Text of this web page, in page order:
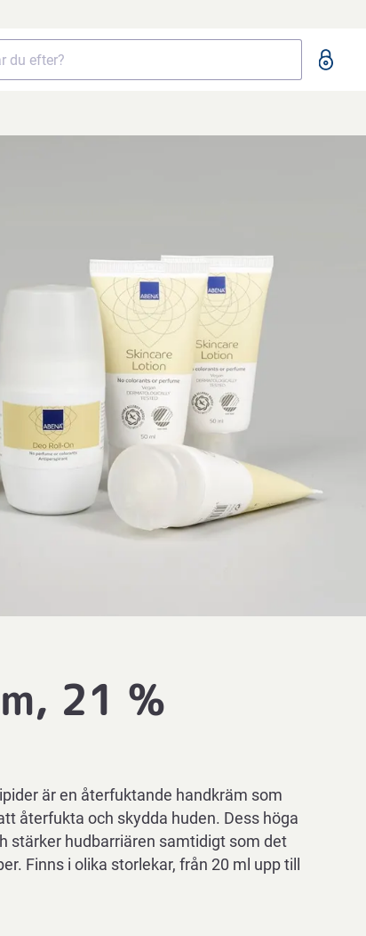
21 %
är en återfuktande handkräm som
återfukta och skydda huden. Dess höga
stärker hudbarriären samtidigt som det
Finns i olika storlekar, från 20 ml upp till